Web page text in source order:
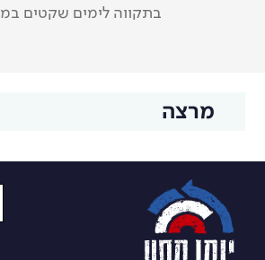
בתקווה לימים שקטים
מרצה